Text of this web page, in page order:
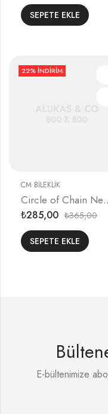
SEPETE EKLE
22% İNDIRIM
CM BILEKLIK
Circle
₺285,00 ₺365,00
SEPETE EKLE
E-bültenimize